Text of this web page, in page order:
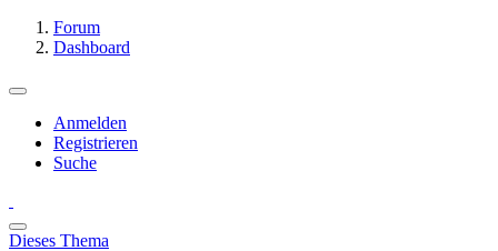
Forum
Dashboard
Anmelden
Registrieren
Suche
Dieses Thema